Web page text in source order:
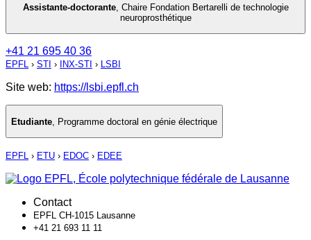
Assistante-doctorante, Chaire Fondation Bertarelli de technologie
neuroprosthétique
+41 21 695 40 36
EPFL › STI › INX-STI › LSBI
Site web: https://lsbi.epfl.ch
Etudiante Programme doctoral en génie électrique
EPFL › ETU › EDOC › EDEE
Contact
EPFL CH-1015 Lausanne
+41 21 693 11 11